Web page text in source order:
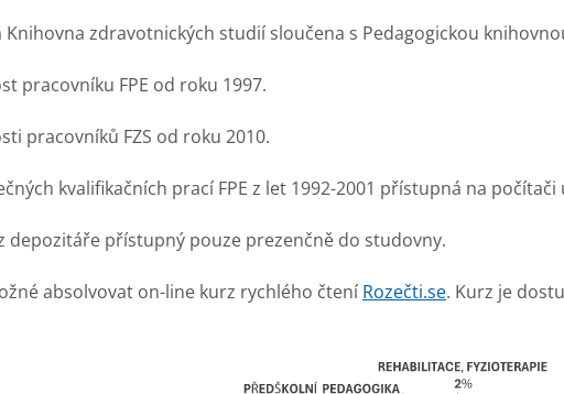
Knihovna zdravotnických studií sloučena s Pedagogickou
pracovníku FPE od roku 1997.
pracovníků FZS od roku 2010.
kvalifikačních prací FPE z let 1992-2001 přístupná na
depozitáře přístupný pouze prezenčně do studovny.
absolvovat on-line kurz rychlého čtení Rozečti.se. Kurz je